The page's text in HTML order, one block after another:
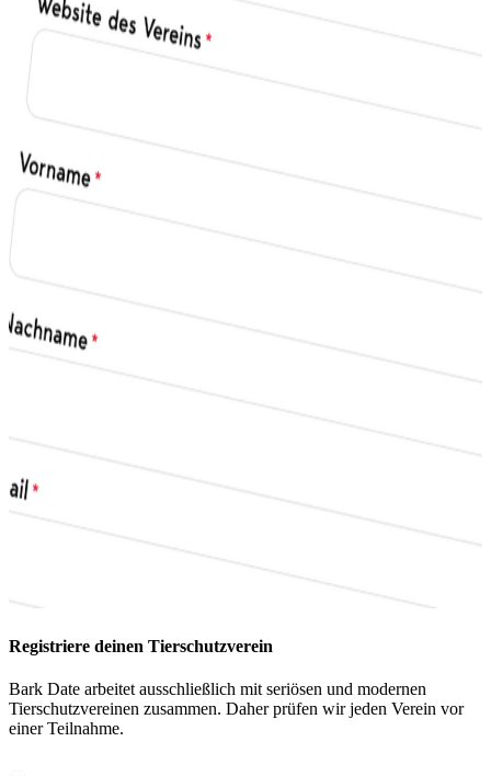
Registriere deinen Tierschutzverein
Bark Date arbeitet ausschließlich mit seriösen und modernen
Tierschutzvereinen zusammen. Daher prüfen wir jeden Verein vor
einer Teilnahme.